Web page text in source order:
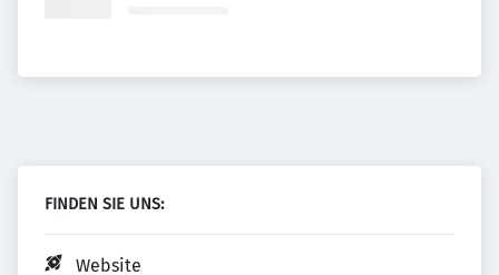
FINDEN SIE UNS:
Website